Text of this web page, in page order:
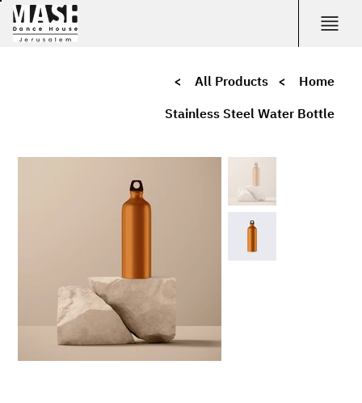
Home
>
All Products
>
Stainless Steel Water Bottle